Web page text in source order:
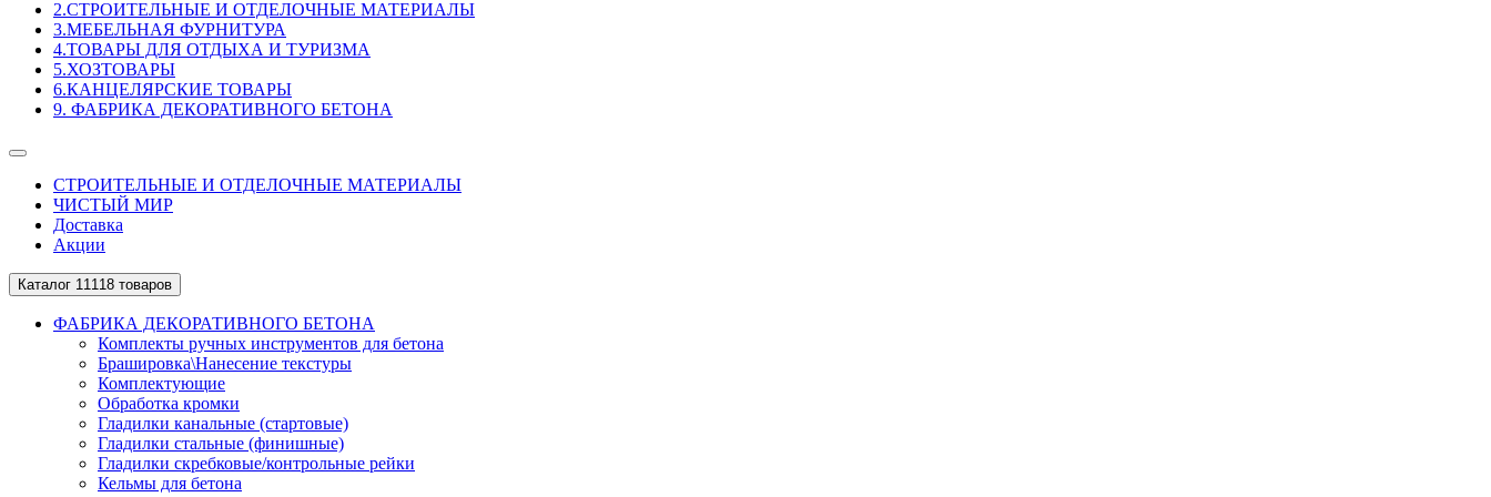
2.СТРОИТЕЛЬНЫЕ И ОТДЕЛОЧНЫЕ МАТЕРИАЛЫ
3.МЕБЕЛЬНАЯ ФУРНИТУРА
4.ТОВАРЫ ДЛЯ ОТДЫХА И ТУРИЗМА
5.ХОЗТОВАРЫ
6.КАНЦЕЛЯРСКИЕ ТОВАРЫ
9. ФАБРИКА ДЕКОРАТИВНОГО БЕТОНА
СТРОИТЕЛЬНЫЕ И ОТДЕЛОЧНЫЕ МАТЕРИАЛЫ
ЧИСТЫЙ МИР
Доставка
Акции
Каталог 11118 товаров
ФАБРИКА ДЕКОРАТИВНОГО БЕТОНА
Комплекты ручных инструментов для бетона
Брашировка\Нанесение текстуры
Комплектующие
Обработка кромки
Гладилки канальные (стартовые)
Гладилки стальные (финишные)
Гладилки скребковые/контрольные рейки
Кельмы для бетона